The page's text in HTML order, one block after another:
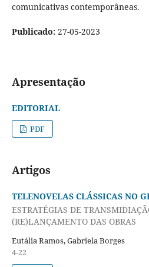
comunicativas contemporâneas.
Publicado: 27-05-2023
Apresentação
EDITORIAL
PDF
Artigos
TELENOVELAS CLÁSSICAS NO
ESTRATÉGIAS DE
(RE)LANÇAMENTO DAS OBRAS
Eutália Ramos, Gabriela Borges
4-22